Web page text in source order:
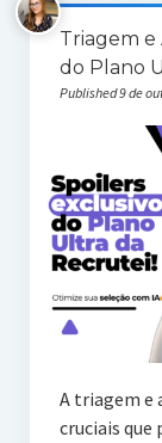
Triagem e
do Plano
Published 9 de
A triagem e
cruciais que